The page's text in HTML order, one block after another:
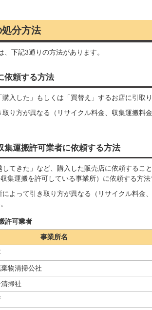
分方法
、下記3通りの方法があります。
依頼する方法
入した」もしくは「買替え」するお店に引取
取り方が異なる（リサイクル料金、収集運搬料
集運搬許可業者に依頼する方法
してきた」など、購入した販売店に依頼するこ
集運搬を許可している事業所）に依頼する方法
によって引き取り方が異なる（リサイクル料金
許可業者
事業所名
物清掃公社
掃社